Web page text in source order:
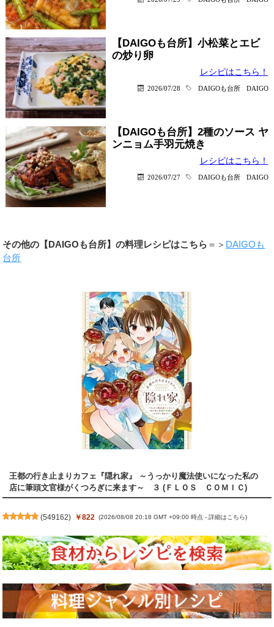
【DAIGOも台所】小松菜とエビ
の炒り卵
レシピはこちら！
2026/07/28 DAIGOも台所 DAIGO
【DAIGOも台所】2種のソース ヤ
ンニョム手羽元焼き
レシピはこちら！
2026/07/27 DAIGOも台所 DAIGO
その他の【DAIGOも台所】の料理レシピはこちら ＝＞ DAIGOも
台所
王都の行き止まりカフェ『隠れ家』 ～うっかり魔法使いになった私の
店に筆頭文官様がくつろぎに来ます～ ３ (ＦＬＯＳ ＣＯＭＩＣ)
(549162) ￥822 (2026/08/08 20:18 GMT +09:00 時点 -詳細はこちら)